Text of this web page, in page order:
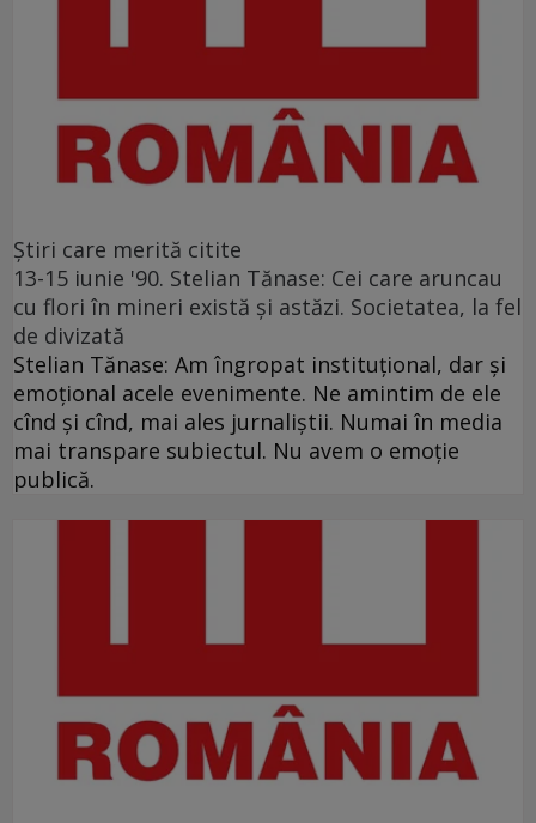
Ştiri care merită citite
13-15 iunie '90. Stelian Tănase: Cei care aruncau
cu flori în mineri există și astăzi. Societatea, la fel
de divizată
Stelian Tănase: Am îngropat instituțional, dar și
emoțional acele evenimente. Ne amintim de ele
cînd și cînd, mai ales jurnaliștii. Numai în media
mai transpare subiectul. Nu avem o emoție
publică.